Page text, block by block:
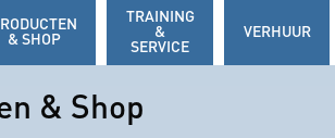
& SHOP
TRAINING
&
SERVICE
VERHUUR
& Shop